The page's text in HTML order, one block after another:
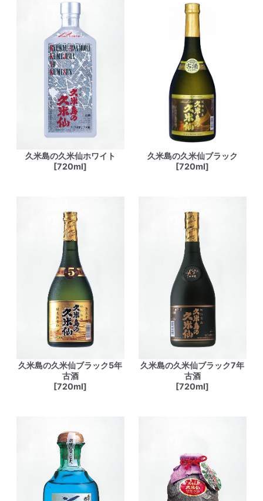
久米島の久米仙ホワイト
[720ml]
久米島の久米仙ブラック
[720ml]
久米島の久米仙ブラック5年
古酒
[720ml]
久米島の久米仙ブラック7年
古酒
[720ml]